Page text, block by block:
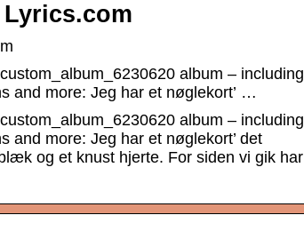
album – including
and more: Jeg har et nøglekort’ …
album – including
and more: Jeg har et nøglekort’ det
og et knust hjerte. For siden vi gik har